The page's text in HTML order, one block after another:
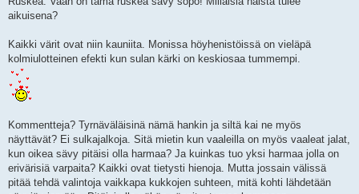
aikuisena?
Kaikki värit ovat niin kauniita. Monissa höyhenistöissä on vieläpä
kolmiulotteinen efekti kun sulan kärki on keskiosaa tummempi.
Kommentteja? Tyrnäväläisinä nämä hankin ja siltä kai ne myös
näyttävät? Ei sulkajalkoja. Sitä mietin kun vaaleilla on myös vaaleat jalat,
kun oikea sävy pitäisi olla harmaa? Ja kuinkas tuo yksi harmaa jolla on
erivärisiä varpaita? Kaikki ovat tietysti hienoja. Mutta jossain välissä
pitää tehdä valintoja vaikkapa kukkojen suhteen, mitä kohti lähdetään